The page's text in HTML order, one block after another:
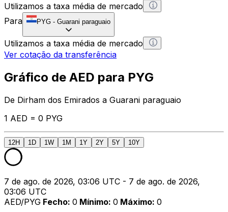
Utilizamos a taxa média de mercado
Para
PYG - Guarani paraguaio
Utilizamos a taxa média de mercado
Ver cotação da transferência
Gráfico de AED para PYG
De Dirham dos Emirados a Guarani paraguaio
1 AED = 0 PYG
12H 1D 1W 1M 1Y 2Y 5Y 10Y
7 de ago. de 2026, 03:06 UTC - 7 de ago. de 2026,
03:06 UTC
AED/PYG Fecho: 0 Mínimo: 0 Máximo: 0